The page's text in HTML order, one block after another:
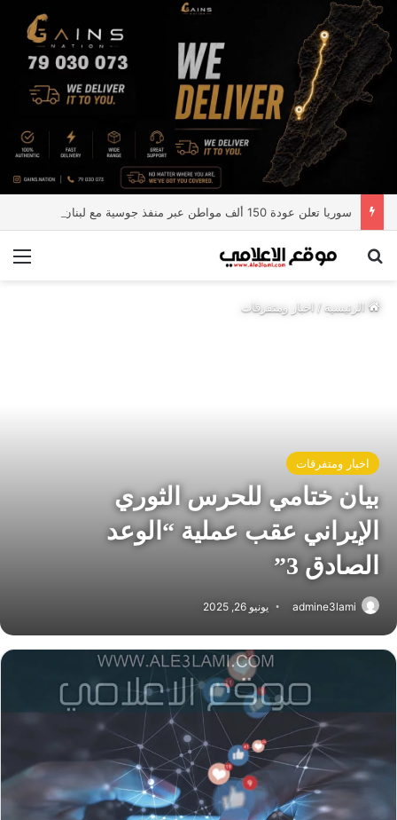
سوريا تعلن عودة 150 ألف مواطن عبر منفذ جوسية مع لبنان
بحث عن
الرئيسية/ اخبار ومتفرقات
اخبار ومتفرقات
بيان ختامي للحرس الثوري
الإيراني عقب عملية “الوعد
الصادق 3”
admine3lami يونيو 26, 2025